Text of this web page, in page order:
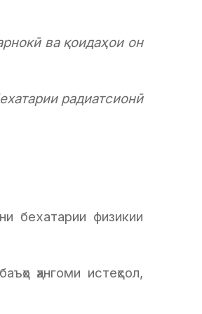
ва қоидаҳои он
радиатсионӣ
бехатарии физикии
ҳангоми истеҳсол,